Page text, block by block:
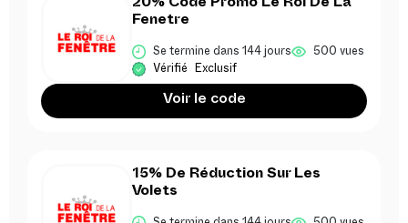
20% Code Promo Le Roi De La
Fenetre
Se termine dans 144 jours 500 vues
Vérifié Exclusif
Voir le code
15% De Réduction Sur Les
Volets